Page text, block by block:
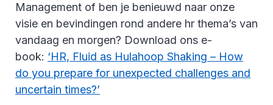
Management of ben je benieuwd naar onze
visie en bevindingen rond andere hr thema’s van
vandaag en morgen? Download ons e-
book: ‘HR, Fluid as Hulahoop Shaking – How
do you prepare for unexpected challenges and
uncertain times?’